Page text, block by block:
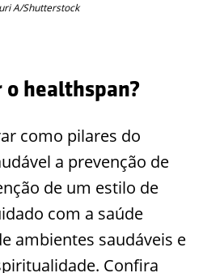
A/Shutterstock
o healthspan?
como pilares do
a prevenção de
de um estilo de
com a saúde
ambientes saudáveis e
Confira